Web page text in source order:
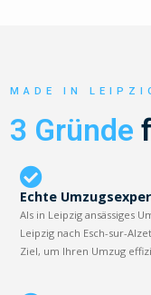
MADE IN
3 Gründe
Echte
Als in Leipzig ansässiges
Leipzig nach Esch-sur-
Ziel, um Ihren Umzug